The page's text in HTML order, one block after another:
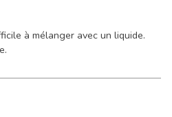
à mélanger avec un liquide.